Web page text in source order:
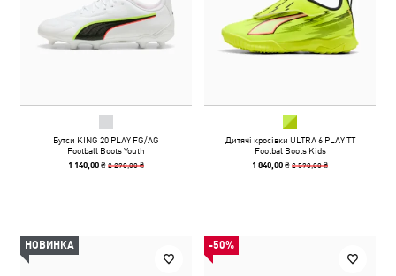
Бутси KING 20 PLAY FG/AG
Football Boots Youth
1 140,00 ₴2 290,00 ₴
Дитячі кросівки ULTRA 6 PLAY TT
Footbal Boots Kids
1 840,00 ₴2 590,00 ₴
НОВИНКА -50%